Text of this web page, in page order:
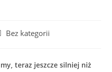
Bez kategorii
teraz jeszcze silniej niż